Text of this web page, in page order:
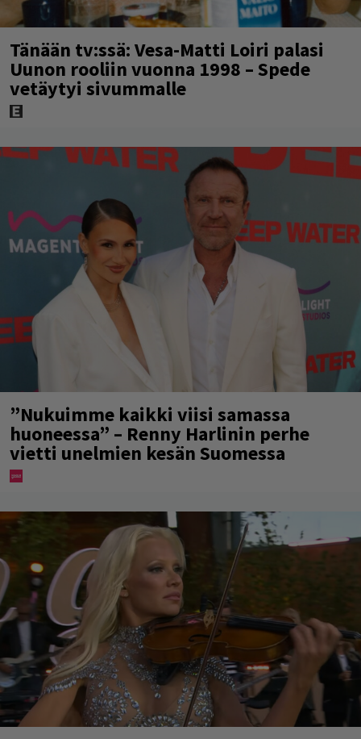
Tänään tv:ssä: Vesa-Matti Loiri palasi
Uunon rooliin vuonna 1998 – Spede
vetäytyi sivummalle
”Nukuimme kaikki viisi samassa
huoneessa” – Renny Harlinin perhe
vietti unelmien kesän Suomessa